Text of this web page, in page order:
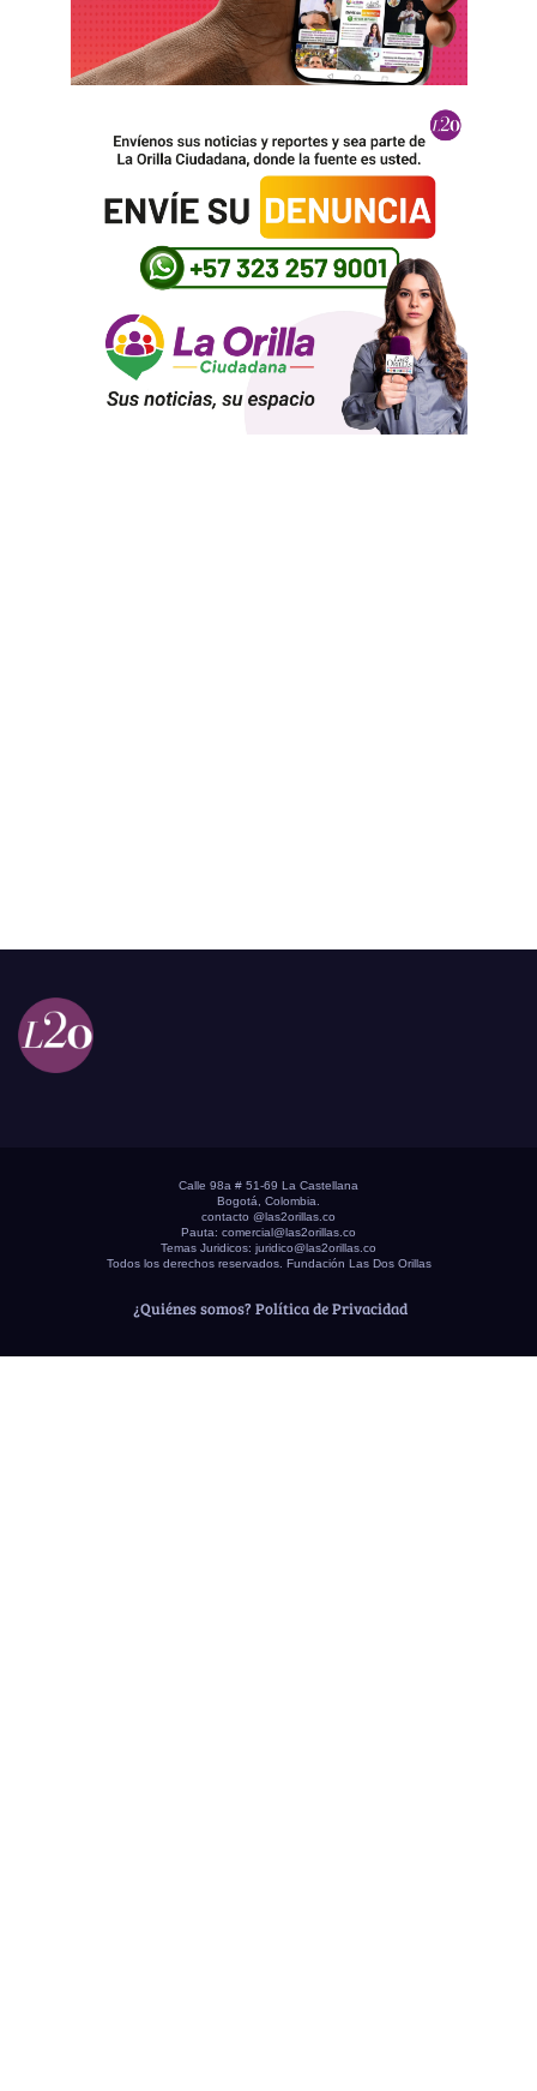
Calle 98a # 51-69 La Castellana
Bogotá, Colombia.
contacto @las2orillas.co
Pauta: comercial@las2orillas.co
Temas Juridicos: juridico@las2orillas.co
Todos los derechos reservados. Fundación Las Dos Orillas
¿Quiénes somos? Política de Privacidad